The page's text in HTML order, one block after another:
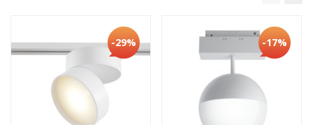
-29% -17%